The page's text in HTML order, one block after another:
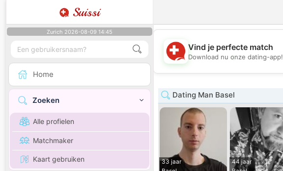
Suissi
Zurich 2026-08-09 14:45
Home
Zoeken
Alle profielen
Matchmaker
Kaart gebruiken
Vind je perfecte match
Download nu onze dating-app!
Dating Man Basel
33 jaar
44 jaar